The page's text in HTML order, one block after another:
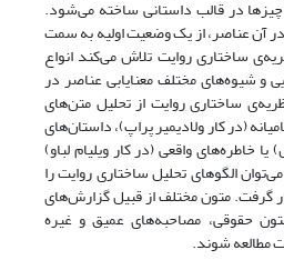
در قالب داستانی ساخته می‌شود.
آن عناصر، از یک وضعیت اولیه به سمت
ساختاری روایت تلاش می‌کند انواع
و شیوه‌های مختلف معنایابی عناصر در
ساختاری روایت از تحلیل متن‌های
(در کار ولادیمیر پراپ)، داستان‌های
خاطره‌های واقعی (در کار ویلیام لباو)
الگوهای تحلیل ساختاری روایت را
گرفت. متون مختلف از قبیل گزارش‌های
حقوقی، مصاحبه‌های عمیق و غیره
مطالعه شوند.